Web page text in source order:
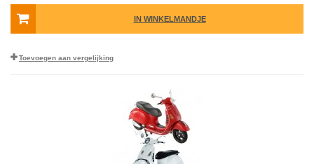
IN WINKELMANDJE
Toevoegen aan vergelijking